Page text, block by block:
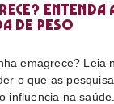
de peso
emagrece? Leia
o que as
influencia na saúde.